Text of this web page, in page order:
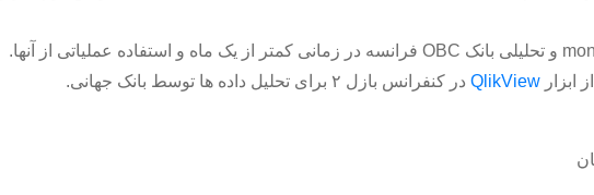
ابزار QlikView در کنفرانس بازل ۲ برای تحلیل داده ها توسط بانک جهانی.